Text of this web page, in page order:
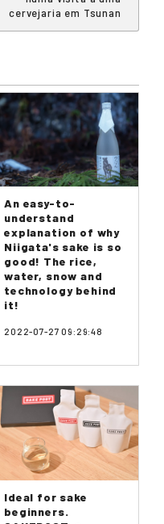
cervejaria em Tsunan
An easy-to-
understand
explanation of why
Niigata's sake is so
good! The rice,
water, snow and
technology behind
it!
2022-07-27 09:29:48
Ideal for sake
beginners.